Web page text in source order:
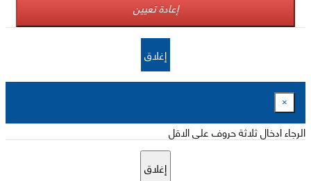
إعادة تعيين
إغلاق
×
الرجاء ادخال ثلاثة حروف على الاقل
إغلاق